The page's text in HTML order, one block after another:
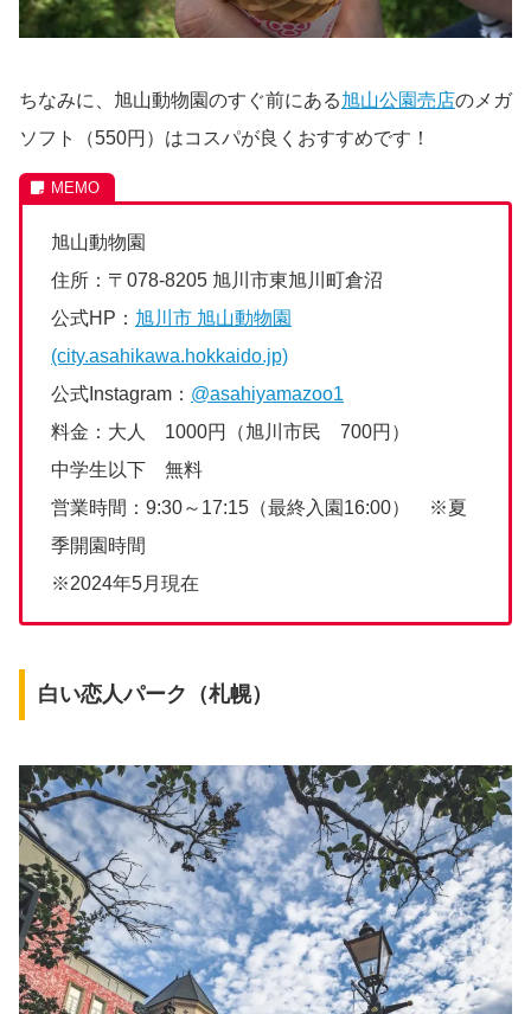
ちなみに、旭山動物園のすぐ前にある旭山公園売店のメガ
ソフト（550円）はコスパが良くおすすめです！
旭山動物園
住所：〒078-8205 旭川市東旭川町倉沼
公式HP： 旭川市 旭山動物園
(city.asahikawa.hokkaido.jp)
公式Instagram： @asahiyamazoo1
料金：大人 1000円（旭川市民 700円）
中学生以下 無料
営業時間：9:30～17:15（最終入園16:00） ※夏
季開園時間
※2024年5月現在
白い恋人パーク（札幌）